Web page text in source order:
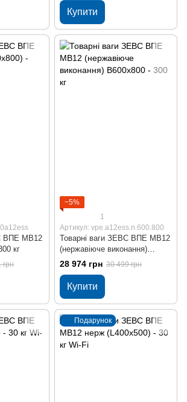
Купити
ВПЕ МВ12
кг
грн
−5%
1
Артикул: vpe.a12ess.n.600.800
Товарні ваги ЗЕВС ВПЕ МВ12
(нержавіюче виконання)
В600x800 - 300 кг
28 974 грн 30 499 грн
Купити
Подарунок